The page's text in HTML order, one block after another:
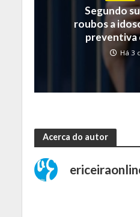
Segundo
roubos a
preventiva
Há 3
Acerca do autor